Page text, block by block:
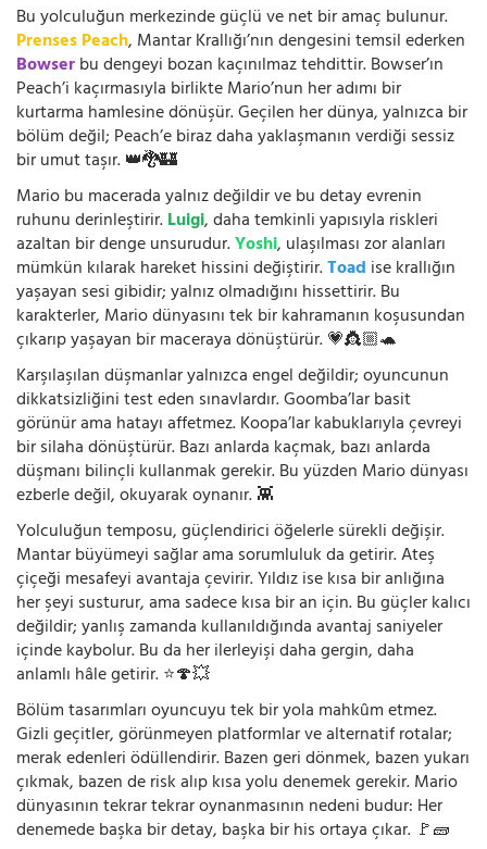
Bu yolculuğun merkezinde güçlü ve net bir amaç bulunur.
Prenses Peach, Mantar Krallığı’nın dengesini temsil ederken
Bowserbu dengeyi bozan kaçınılmaz tehdittir. Bowser’ın
Peach’i kaçırmasıyla birlikte Mario’nun her adımı bir
kurtarma hamlesine dönüşür. Geçilen her dünya, yalnızca bir
bölüm değil; Peach’e biraz daha yaklaşmanın verdiği sessiz
bir umut taşır. 👑🐉🏰
Mario bu macerada yalnız değildir ve bu detay evrenin
ruhunu derinleştirir.Luigi, daha temkinli yapısıyla riskleri
azaltan bir denge unsurudur.Yoshi, ulaşılması zor alanları
mümkün kılarak hareket hissini değiştirir.Toad ise krallığın
yaşayan sesi gibidir; yalnız olmadığını hissettirir. Bu
karakterler, Mario dünyasını tek bir kahramanın koşusundan
çıkarıp yaşayan bir maceraya dönüştürür. 💗👸🏼🐢
Karşılaşılan düşmanlar yalnızca engel değildir; oyuncunun
dikkatsizliğini test eden sınavlardır. Goomba’lar basit
görünür ama hatayı affetmez. Koopa’lar kabuklarıyla çevreyi
bir silaha dönüştürür. Bazı anlarda kaçmak, bazı anlarda
düşmanı bilinçli kullanmak gerekir. Bu yüzden Mario dünyası
ezberle değil, okuyarak oynanır. 👾
Yolculuğun temposu, güçlendirici öğelerle sürekli değişir.
Mantar büyümeyi sağlar ama sorumluluk da getirir. Ateş
çiçeği mesafeyi avantaja çevirir. Yıldız ise kısa bir anlığına
her şeyi susturur, ama sadece kısa bir an için. Bu güçler kalıcı
değildir; yanlış zamanda kullanıldığında avantaj saniyeler
içinde kaybolur. Bu da her ilerleyişi daha gergin, daha
anlamlı hâle getirir. ⭐🍄💥
Bölüm tasarımları oyuncuyu tek bir yola mahkûm etmez.
Gizli geçitler, görünmeyen platformlar ve alternatif rotalar;
merak edenleri ödüllendirir. Bazen geri dönmek, bazen yukarı
çıkmak, bazen de risk alıp kısa yolu denemek gerekir. Mario
dünyasının tekrar tekrar oynanmasının nedeni budur: Her
denemede başka bir detay, başka bir his ortaya çıkar. 🚩🧱